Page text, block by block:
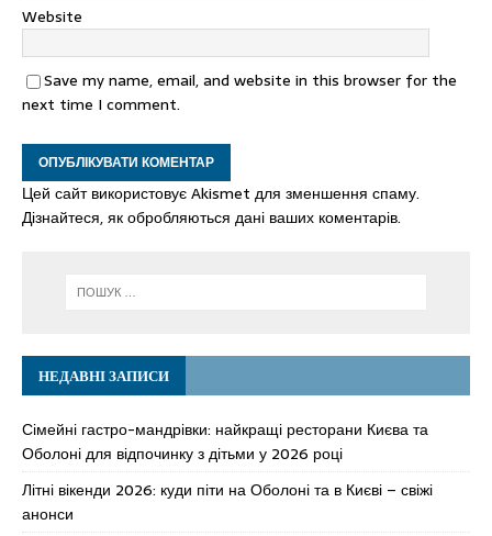
Website
Save my name, email, and website in this browser for the
next time I comment.
Цей сайт використовує Akismet для зменшення спаму.
Дізнайтеся, як обробляються дані ваших коментарів.
НЕДАВНІ ЗАПИСИ
Сімейні гастро-мандрівки: найкращі ресторани Києва та
Оболоні для відпочинку з дітьми у 2026 році
Літні вікенди 2026: куди піти на Оболоні та в Києві – свіжі
анонси